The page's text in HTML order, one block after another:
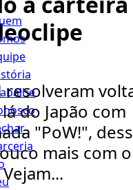
resolveram
do Japão com
"PoW!",
mais com o